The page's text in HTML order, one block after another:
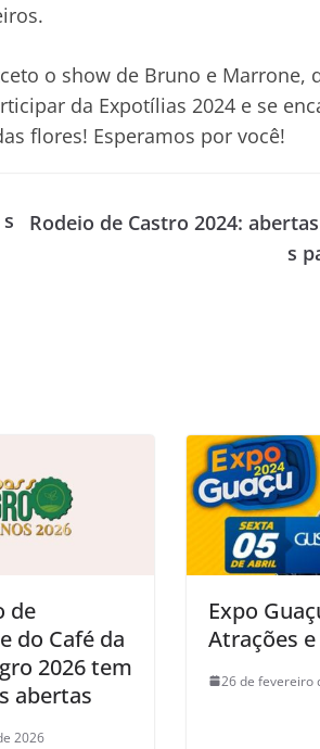
o show de Bruno e Marrone,
da Expotílias 2024 e se
flores! Esperamos por você!
Rodeio de Castro 2024:
s
de
do Café da
2026 tem
abertas
2026
Expo
Atrações
26 de fevereiro